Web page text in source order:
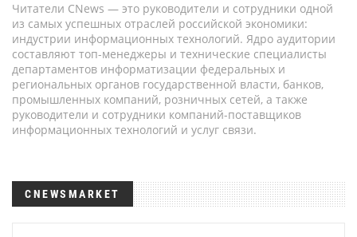
Читатели CNews — это руководители и сотрудники одной
из самых успешных отраслей российской экономики:
индустрии информационных технологий. Ядро аудитории
составляют топ-менеджеры и технические специалисты
департаментов информатизации федеральных и
региональных органов государственной власти, банков,
промышленных компаний, розничных сетей, а также
руководители и сотрудники компаний-поставщиков
информационных технологий и услуг связи.
CNEWSMARKET